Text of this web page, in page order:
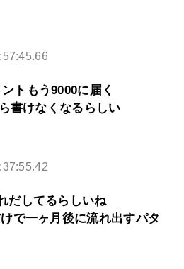
トもう9000に届く
書けなくなるらしい
だしてるらしいね
で一ヶ月後に流れ出すパタ